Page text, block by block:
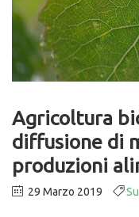
Agricoltura
diffusione di
produzioni
29 Marzo 2019